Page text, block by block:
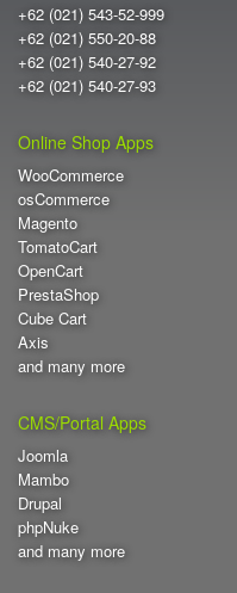
+62 (021) 543-52-999
+62 (021) 550-20-88
+62 (021) 540-27-92
+62 (021) 540-27-93
Online Shop Apps
WooCommerce
osCommerce
Magento
TomatoCart
OpenCart
PrestaShop
Cube Cart
Axis
and many more
CMS/Portal Apps
Joomla
Mambo
Drupal
phpNuke
and many more